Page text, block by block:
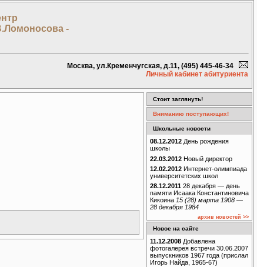
-
Москва, ул.Кременчугская, д.11, (495) 445-46-34
Личный кабинет абитуриента
Стоит заглянуть!
Вниманию поступающих!
Школьные новости
08.12.2012 День рождения
школы
22.03.2012 Новый директор
12.02.2012 Интернет-олимпиада
университетских школ
28.12.2011 28 декабря — день
памяти Исаака Константиновича
Кикоина 15 (28) марта 1908 —
28 декабря 1984
архив новостей >>
Новое на сайте
11.12.2008 Добавлена
фотогалерея встречи 30.06.2007
выпускников 1967 года (прислал
Игорь Найда, 1965-67)